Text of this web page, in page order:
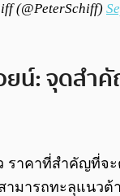
(@PeterSchiff)
ยน์: จุดสำ
ราคาที่สำคัญที่จ
ามารถทะลุแนว